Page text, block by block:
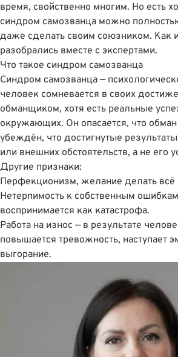
время, свойственно многим. Но есть
синдром самозванца можно
даже сделать своим союзником. Как
разобрались вместе с экспертами.
Что такое синдром самозванца
Синдром самозванца —
человек сомневается в своих
обманщиком, хотя есть реальные
окружающих. Он опасается, что обман
убеждён, что достигнутые
или внешних обстоятельств, а не его
Другие признаки:
Перфекционизм, желание делать всë
Нетерпимость к собственным
воспринимается как катастрофа.
Работа на износ — в результате
повышается тревожность, наступает
выгорание.